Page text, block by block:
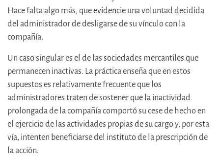
Hace falta algo más, que evidencie una voluntad decidida
del administrador de desligarse de su vínculo con la
compañía.
Un caso singular es el de las sociedades mercantiles que
permanecen inactivas. La práctica enseña que en estos
supuestos es relativamente frecuente que los
administradores traten de sostener que la inactividad
prolongada de la compañía comportó su cese de hecho en
el ejercicio de las actividades propias de su cargo y, por esta
vía, intenten beneficiarse del instituto de la prescripción de
la acción.